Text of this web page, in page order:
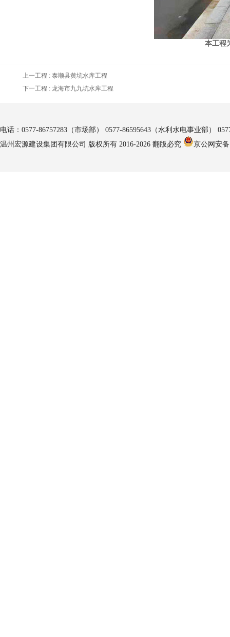
本工程
上一工程 : 泰顺县黄坑水库工程
下一工程 : 龙海市九九坑水库工程
电话：0577-86757283（市场部） 0577-86595643（水利水电事业部）
温州宏源建设集团有限公司 版权所有 2016-2026 翻版必究
京公网安